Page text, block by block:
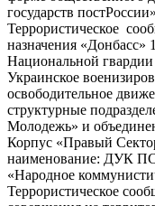
государств
Террористическое
назначения «Донбасс»
Национальной
Украинское
освободительное
структурные
Молодежь» и
Корпус «Правый
наименование: ДУК
«Народное
Террористическое